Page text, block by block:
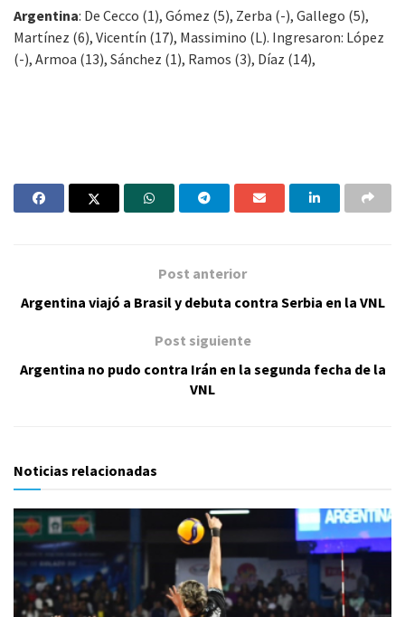
Argentina: De Cecco (1), Gómez (5), Zerba (-), Gallego (5),
Martínez (6), Vicentín (17), Massimino (L). Ingresaron: López
(-), Armoa (13), Sánchez (1), Ramos (3), Díaz (14),
Post anterior
Argentina viajó a Brasil y debuta contra Serbia en la VNL
Post siguiente
Argentina no pudo contra Irán en la segunda fecha de la
VNL
Noticias relacionadas